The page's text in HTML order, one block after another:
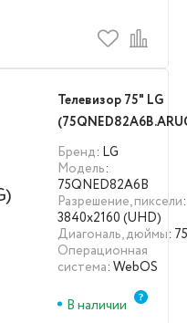
Телевизор 75" LG
Бренд: LG
Модель:
75QNED82A6B
Разрешение, пиксели:
3840х2160 (UHD)
Диагональ, дюймы: 75
Операционная
система: WebOS
В наличии